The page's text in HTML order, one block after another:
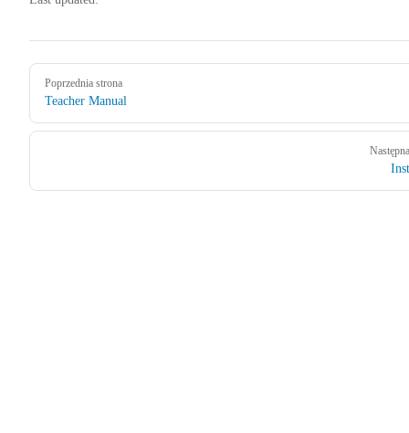
Pager
Poprzednia strona
Teacher Manual